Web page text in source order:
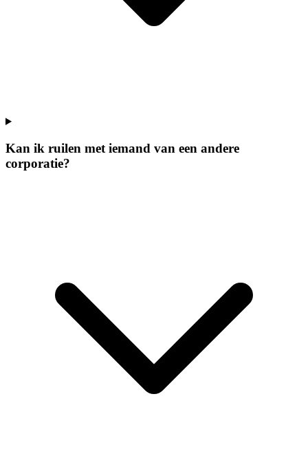
Kan ik ruilen met iemand van een andere
corporatie?